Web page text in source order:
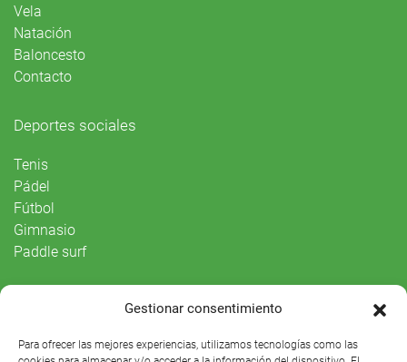
Gestionar consentimiento
Para ofrecer las mejores experiencias, utilizamos tecnologías como las
Vela
Natación
Baloncesto
Contacto
Deportes sociales
Tenis
Pádel
Fútbol
Gimnasio
Paddle surf
Agenda